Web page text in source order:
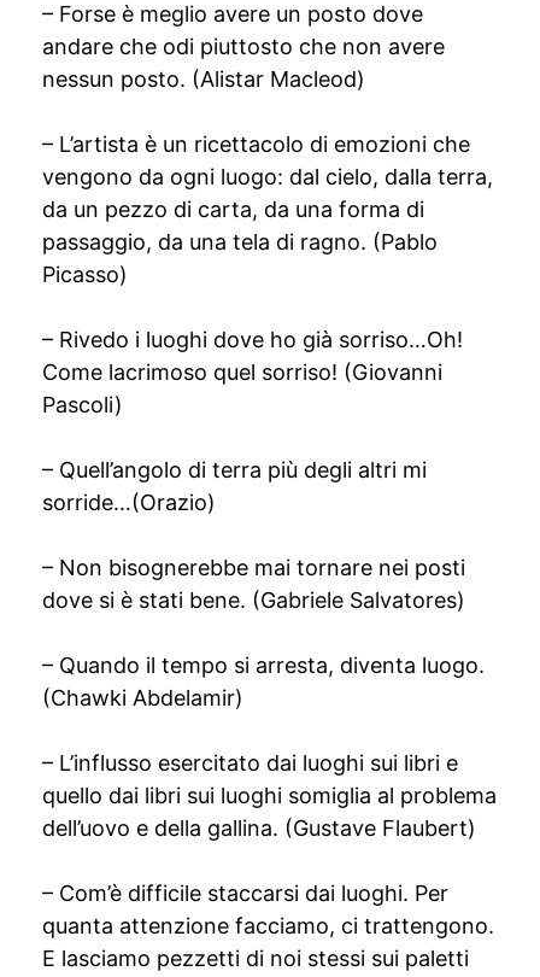
– Forse è meglio avere un posto dove
andare che odi piuttosto che non avere
nessun posto. (Alistar Macleod)
– L’artista è un ricettacolo di emozioni che
vengono da ogni luogo: dal cielo, dalla terra,
da un pezzo di carta, da una forma di
passaggio, da una tela di ragno. (Pablo
Picasso)
– Rivedo i luoghi dove ho già sorriso…Oh!
Come lacrimoso quel sorriso! (Giovanni
Pascoli)
– Quell’angolo di terra più degli altri mi
sorride…(Orazio)
– Non bisognerebbe mai tornare nei posti
dove si è stati bene. (Gabriele Salvatores)
– Quando il tempo si arresta, diventa luogo.
(Chawki Abdelamir)
– L’influsso esercitato dai luoghi sui libri e
quello dai libri sui luoghi somiglia al problema
dell’uovo e della gallina. (Gustave Flaubert)
– Com’è difficile staccarsi dai luoghi. Per
quanta attenzione facciamo, ci trattengono.
E lasciamo pezzetti di noi stessi sui paletti